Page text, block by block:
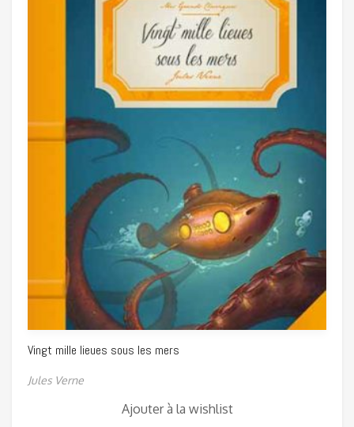
Vingt mille lieues sous les mers
Jules Verne
Ajouter à la wishlist